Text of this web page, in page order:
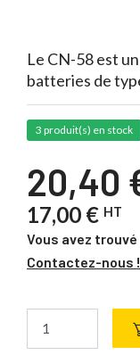
Le CN-58 est
batteries de
3 produit(s) en stock
20,40
17,00 € HT
Vous avez
Contactez-nous !